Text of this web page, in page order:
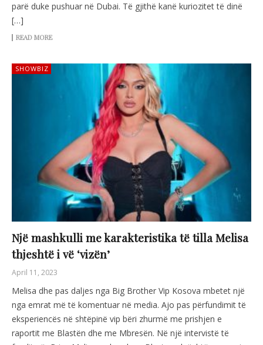
parë duke pushuar në Dubai. Të gjithë kanë kuriozitet të dinë
[…]
READ MORE
SHOWBIZ
Një mashkulli me karakteristika të tilla Melisa
thjeshtë i vë ‘vizën’
April 11, 2023
Melisa dhe pas daljes nga Big Brother Vip Kosova mbetet një
nga emrat më të komentuar në media. Ajo pas përfundimit të
eksperiencës në shtëpinë vip bëri zhurmë me prishjen e
raportit me Blastën dhe me Mbresën. Në një intervistë të